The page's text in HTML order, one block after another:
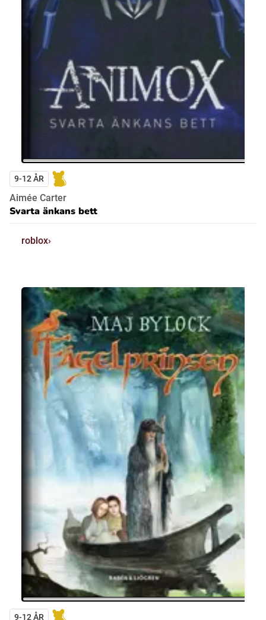
9-12 ÅR
Aimée Carter
Svarta änkans bett
roblox
9-12 ÅR